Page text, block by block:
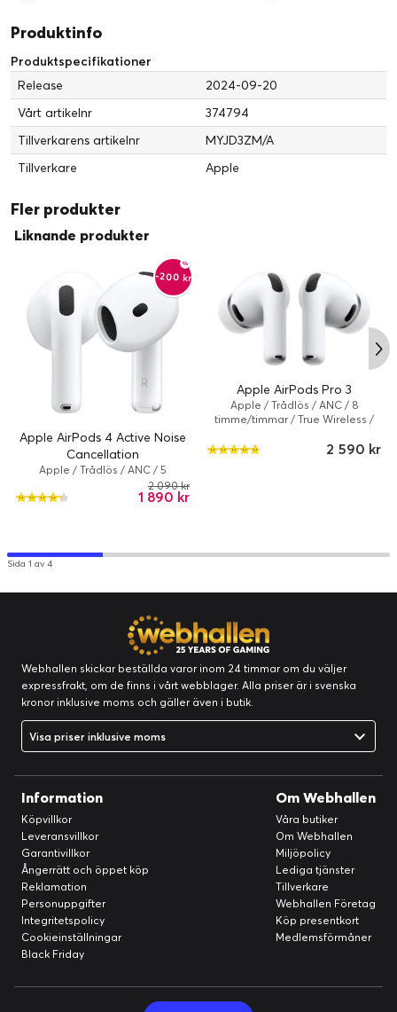
Produktinfo
Produktspecifikationer
Release
2024-09-20
Vårt artikelnr
374794
Tillverkarens artikelnr
MYJD3ZM/A
Tillverkare
Apple
Fler produkter
Liknande produkter
-200 kr
Apple AirPods 4 Active Noise
Cancellation
Apple / Trådlös / ANC / 5
timme/timmar / True Wireless /
1 890 kr
2 090 kr
Apple AirPods Pro 3
Apple / Trådlös / ANC / 8
timme/timmar / True Wireless /
2 590 kr
Sida 1 av 4
Webhallen skickar beställda varor inom 24 timmar om du väljer
expressfrakt, om de finns i vårt webblager. Alla priser är i svenska
kronor inklusive moms och gäller även i butik.
Visa priser inklusive moms
Information
Köpvillkor
Leveransvillkor
Garantivillkor
Ångerrätt och öppet köp
Reklamation
Personuppgifter
Integritetspolicy
Cookieinställningar
Black Friday
Om Webhallen
Våra butiker
Om Webhallen
Miljöpolicy
Lediga tjänster
Tillverkare
Webhallen Företag
Köp presentkort
Medlemsförmåner